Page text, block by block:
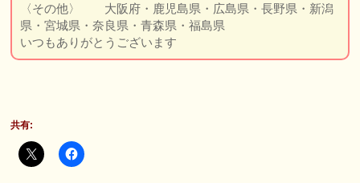
〈その他〉 大阪府・鹿児島県・広島県・長野県・新潟
県・宮城県・奈良県・青森県・福島県
いつもありがとうございます
共有: